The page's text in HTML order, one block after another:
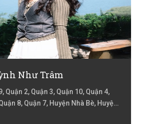
Như Trâm
Quận 2, Quận 3, Quận 10, Quận 4,
8, Quận 7, Huyện Nhà Bè, Huyện